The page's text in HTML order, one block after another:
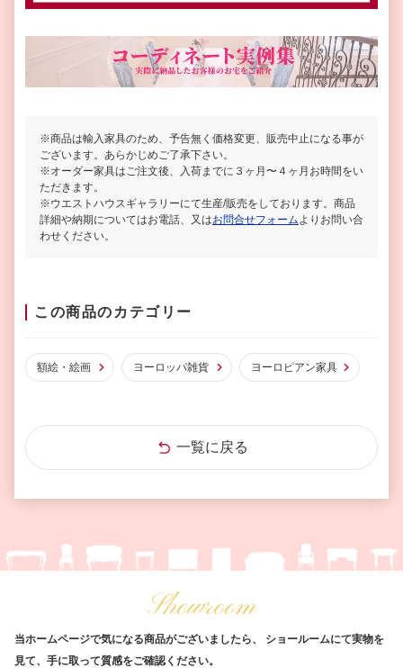
※商品は輸入家具のため、予告無く価格変更、販売中止になる事が
ございます。あらかじめご了承下さい。
※オーダー家具はご注文後、入荷までに３ヶ月〜４ヶ月お時間をい
ただきます。
※ウエストハウスギャラリーにて生産/販売をしております。商品
詳細や納期についてはお電話、又はお問合せフォーム よりお問い合
わせください。
この商品のカテゴリー
額絵・絵画 ヨーロッパ雑貨 ヨーロピアン家具
一覧に戻る
Showroom
当ホームページで気になる商品がございましたら、
ショールームにて実物を
見て、手に取って質感をご確認ください。